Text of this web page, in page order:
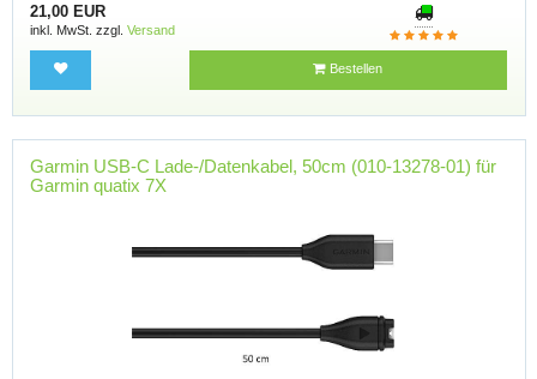
21,00 EUR
inkl. MwSt. zzgl. Versand
Bestellen
Garmin USB-C Lade-/Datenkabel, 50cm (010-13278-01) für
Garmin quatix 7X